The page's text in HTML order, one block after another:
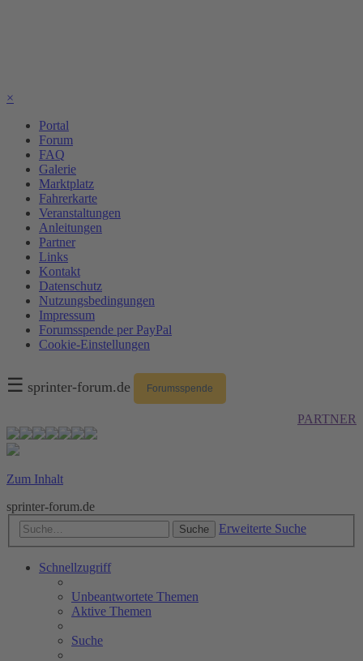
×
Portal
Forum
FAQ
Galerie
Marktplatz
Fahrerkarte
Veranstaltungen
Anleitungen
Partner
Links
Kontakt
Datenschutz
Nutzungsbedingungen
Impressum
Forumsspende per PayPal
Cookie-Einstellungen
☰ sprinter-forum.de Forumsspende
PARTNER
Zum Inhalt
sprinter-forum.de
Suche Erweiterte Suche
Schnellzugriff
Unbeantwortete Themen
Aktive Themen
Suche